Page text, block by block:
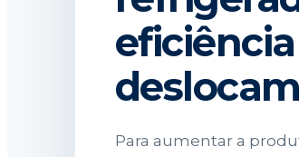
Para aumentar a